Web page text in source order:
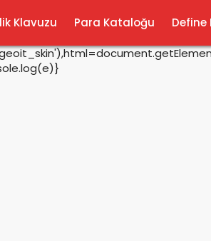
Klavuzu Para Kataloğu Define